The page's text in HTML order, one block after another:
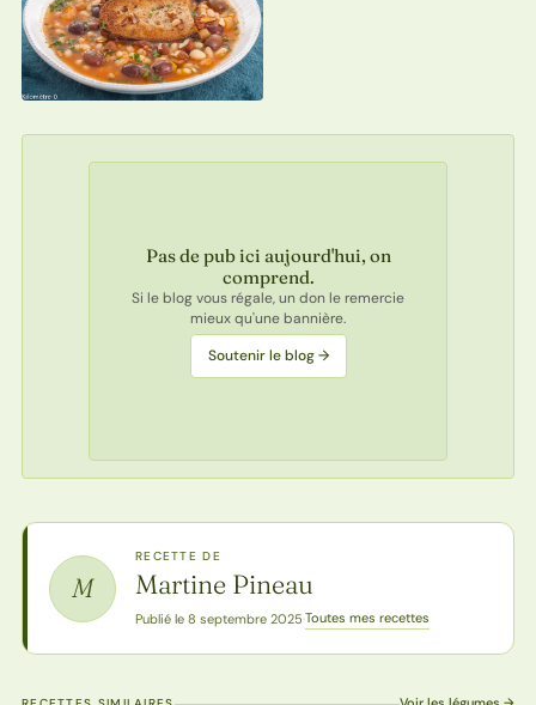
Pas de pub ici aujourd'hui, on
comprend.
Si le blog vous régale, un don le remercie
mieux qu'une bannière.
Soutenir le blog →
M
RECETTE DE
Martine Pineau
Publié le 8 septembre 2025·Toutes mes recettes